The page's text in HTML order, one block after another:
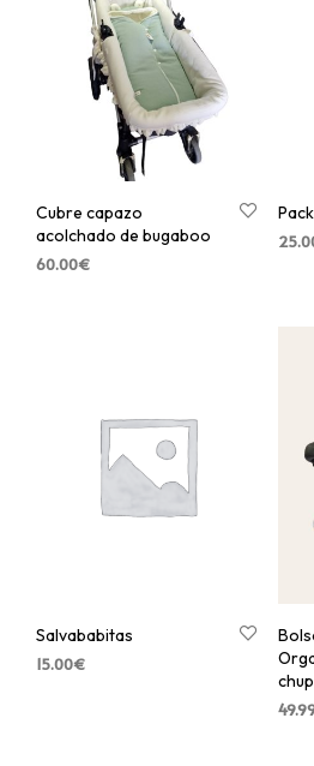
Cubre capazo
acolchado de bugaboo
60.00€
Salvababitas
15.00€
49.99